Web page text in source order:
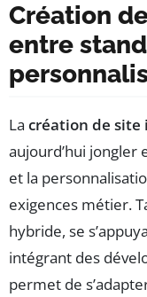
Création
entre
La création de
aujourd’hui jongler
et la
exigences métier.
hybride, se
intégrant des
permet de